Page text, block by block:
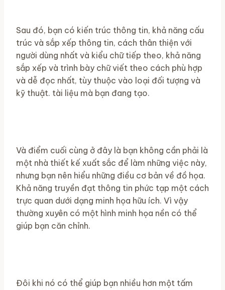
Sau đó, bạn có kiến ​​trúc thông tin, khả năng cấu
trúc và sắp xếp thông tin, cách thân thiện với
người dùng nhất và kiểu chữ tiếp theo, khả năng
sắp xếp và trình bày chữ viết theo cách phù hợp
và dễ đọc nhất, tùy thuộc vào loại đối tượng và
kỹ thuật. tài liệu mà bạn đang tạo.
Và điểm cuối cùng ở đây là bạn không cần phải là
một nhà thiết kế xuất sắc để làm những việc này,
nhưng bạn nên hiểu những điều cơ bản về đồ họa.
Khả năng truyền đạt thông tin phức tạp một cách
trực quan dưới dạng minh họa hữu ích. Vì vậy
thường xuyên có một hình minh họa nền có thể
giúp bạn căn chỉnh.
Đôi khi nó có thể giúp bạn nhiều hơn một tấm